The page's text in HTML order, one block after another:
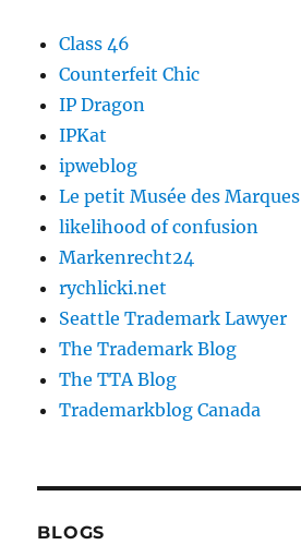
Class 46
Counterfeit Chic
IP Dragon
IPKat
ipweblog
Le petit Musée des Marques
likelihood of confusion
Markenrecht24
rychlicki.net
Seattle Trademark Lawyer
The Trademark Blog
The TTA Blog
Trademarkblog Canada
BLOGS